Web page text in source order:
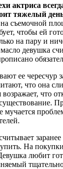
актриса
тяжелый
на съемочной
чтобы ей
на пару и
девушка
ее чересчур
что она
что
мучается
заранее
На
любит